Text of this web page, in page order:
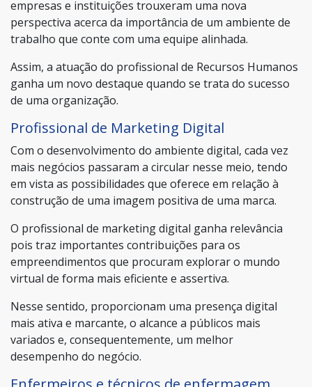
empresas e instituições trouxeram uma nova
perspectiva acerca da importância de um ambiente de
trabalho que conte com uma equipe alinhada.
Assim, a atuação do profissional de Recursos Humanos
ganha um novo destaque quando se trata do sucesso
de uma organização.
Profissional de Marketing Digital
Com o desenvolvimento do ambiente digital, cada vez
mais negócios passaram a circular nesse meio, tendo
em vista as possibilidades que oferece em relação à
construção de uma imagem positiva de uma marca.
O profissional de marketing digital ganha relevância
pois traz importantes contribuições para os
empreendimentos que procuram explorar o mundo
virtual de forma mais eficiente e assertiva.
Nesse sentido, proporcionam uma presença digital
mais ativa e marcante, o alcance a públicos mais
variados e, consequentemente, um melhor
desempenho do negócio.